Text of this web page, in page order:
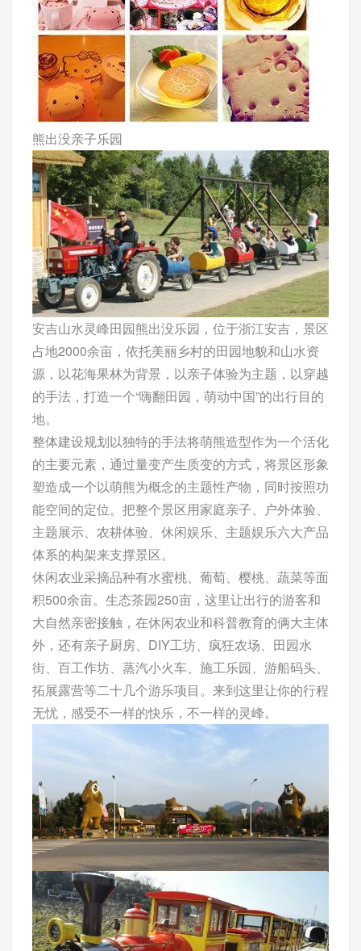
熊出没亲子乐园
安吉山水灵峰田园熊出没乐园，位于浙江安吉，景区
占地2000余亩，依托美丽乡村的田园地貌和山水资
源，以花海果林为背景，以亲子体验为主题，以穿越
的手法，打造一个“嗨翻田园，萌动中国”的出行目的
地。
整体建设规划以独特的手法将萌熊造型作为一个活化
的主要元素，通过量变产生质变的方式，将景区形象
塑造成一个以萌熊为概念的主题性产物，同时按照功
能空间的定位。把整个景区用家庭亲子、户外体验、
主题展示、农耕体验、休闲娱乐、主题娱乐六大产品
体系的构架来支撑景区。
休闲农业采摘品种有水蜜桃、葡萄、樱桃、蔬菜等面
积500余亩。生态茶园250亩，这里让出行的游客和
大自然亲密接触，在休闲农业和科普教育的俩大主体
外，还有亲子厨房、DIY工坊、疯狂农场、田园水
街、百工作坊、蒸汽小火车、施工乐园、游船码头、
拓展露营等二十几个游乐项目。来到这里让你的行程
无忧，感受不一样的快乐，不一样的灵峰。